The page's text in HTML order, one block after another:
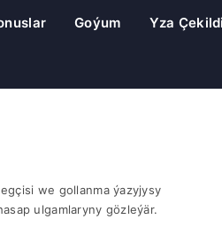
Goýum Yza Çekildi
we gollanma ýazyjysy
ulgamlaryny gözleýär.